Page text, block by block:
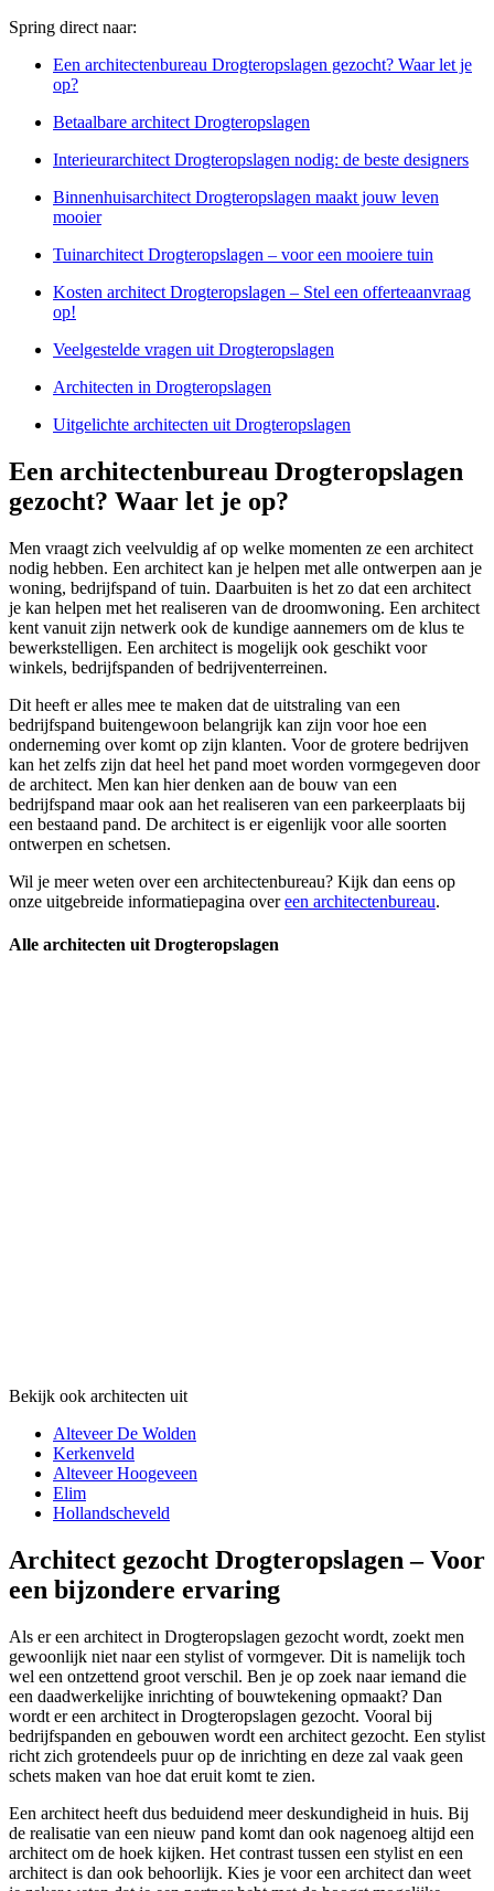
Spring direct naar:
Een architectenbureau Drogteropslagen gezocht? Waar let je
op?
Betaalbare architect Drogteropslagen
Interieurarchitect Drogteropslagen nodig: de beste designers
Binnenhuisarchitect Drogteropslagen maakt jouw leven
mooier
Tuinarchitect Drogteropslagen – voor een mooiere tuin
Kosten architect Drogteropslagen – Stel een offerteaanvraag
op!
Veelgestelde vragen uit Drogteropslagen
Architecten in Drogteropslagen
Uitgelichte architecten uit Drogteropslagen
Een architectenbureau Drogteropslagen
gezocht? Waar let je op?
Men vraagt zich veelvuldig af op welke momenten ze een architect
nodig hebben. Een architect kan je helpen met alle ontwerpen aan je
woning, bedrijfspand of tuin. Daarbuiten is het zo dat een architect
je kan helpen met het realiseren van de droomwoning. Een architect
kent vanuit zijn netwerk ook de kundige aannemers om de klus te
bewerkstelligen. Een architect is mogelijk ook geschikt voor
winkels, bedrijfspanden of bedrijventerreinen.
Dit heeft er alles mee te maken dat de uitstraling van een
bedrijfspand buitengewoon belangrijk kan zijn voor hoe een
onderneming over komt op zijn klanten. Voor de grotere bedrijven
kan het zelfs zijn dat heel het pand moet worden vormgegeven door
de architect. Men kan hier denken aan de bouw van een
bedrijfspand maar ook aan het realiseren van een parkeerplaats bij
een bestaand pand. De architect is er eigenlijk voor alle soorten
ontwerpen en schetsen.
Wil je meer weten over een architectenbureau? Kijk dan eens op
onze uitgebreide informatiepagina overeen architectenbureau.
Alle architecten uit Drogteropslagen
Bekijk ook architecten uit
Alteveer De Wolden
Kerkenveld
Alteveer Hoogeveen
Elim
Hollandscheveld
Architect gezocht Drogteropslagen – Voor
een bijzondere ervaring
Als er een architect in Drogteropslagen gezocht wordt, zoekt men
gewoonlijk niet naar een stylist of vormgever. Dit is namelijk toch
wel een ontzettend groot verschil. Ben je op zoek naar iemand die
een daadwerkelijke inrichting of bouwtekening opmaakt? Dan
wordt er een architect in Drogteropslagen gezocht. Vooral bij
bedrijfspanden en gebouwen wordt een architect gezocht. Een stylist
richt zich grotendeels puur op de inrichting en deze zal vaak geen
schets maken van hoe dat eruit komt te zien.
Een architect heeft dus beduidend meer deskundigheid in huis. Bij
de realisatie van een nieuw pand komt dan ook nagenoeg altijd een
architect om de hoek kijken. Het contrast tussen een stylist en een
architect is dan ook behoorlijk. Kies je voor een architect dan weet